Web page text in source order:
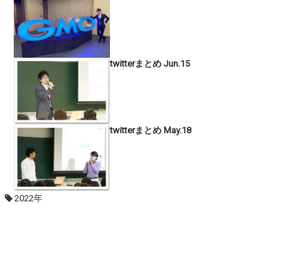
twitterまとめ Jun.15
twitterまとめ May.18
2022年